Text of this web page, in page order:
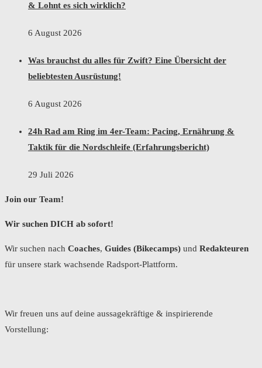
& Lohnt es sich wirklich?
6 August 2026
Was brauchst du alles für Zwift? Eine Übersicht der
beliebtesten Ausrüstung!
6 August 2026
24h Rad am Ring im 4er-Team: Pacing, Ernährung &
Taktik für die Nordschleife (Erfahrungsbericht)
29 Juli 2026
Join our Team!
Wir suchen DICH ab sofort!
Wir suchen nach Coaches, Guides (Bikecamps) und Redakteuren
für unsere stark wachsende Radsport-Plattform.
Wir freuen uns auf deine aussagekräftige & inspirierende
Vorstellung: